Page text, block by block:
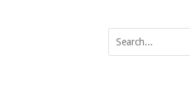
Search
for: